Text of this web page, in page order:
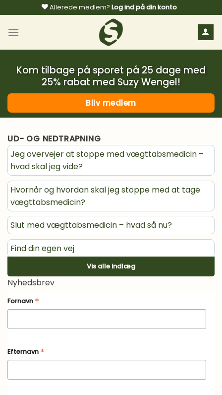
til
indhold
Allerede medlem? Log ind på din konto
Kom tilbage på sporet på 25 dage med
25% rabat med Suzy Wengel!
Bliv medlem
UD- OG NEDTRAPNING
Jeg overvejer at stoppe med vægttabsmedicin –
hvad skal jeg vide?
Hvornår og hvordan skal jeg stoppe med at tage
vægttabsmedicin?
Slut med vægttabsmedicin – hvad så nu?
Find din egen vej
Vægtvedligeholdelse med medicin
efter du er stoppet på vægttabsmedicin
Vis alle indlæg
Nyhedsbrev
Fornavn *
Efternavn *